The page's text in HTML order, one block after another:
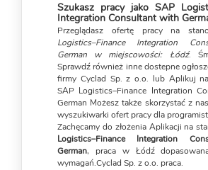
Szukasz pracy jako SAP
Integration Consultant with
Przeglądasz ofertę pracy na
Logistics–Finance Integration
German w miejscowości: Łódź.
Sprawdź również inne dostepne
firmy Cyclad Sp. z o.o. lub Aplikuj
SAP Logistics–Finance Integration
German Możesz także skorzystać z
wyszukiwarki ofert pracy dla
Zachęcamy do złożenia Aplikacji na
Logistics–Finance Integration
German, praca w Łódź
wymagań.Cyclad Sp. z o.o. praca.